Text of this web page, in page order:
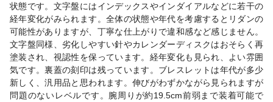
状態です。文字盤にはインデックスやインダイアルなどに若干の
経年変化がみられます。全体の状態や年代を考慮するとリダンの
可能性がありますが、丁寧な仕上がりで違和感など感じません。
文字盤同様、劣化しやすい針やカレンダーディスクはおそらく再
塗装され、視認性を保っています。経年変化も見られ、よい雰囲
気です。裏蓋の刻印は残っています。ブレスレットは年代が多少
新しく、汎用品と思われます。伸びがわずかながら見られますが
問題のないレベルです。腕周りが約19.5cm前弱まで装着可能で